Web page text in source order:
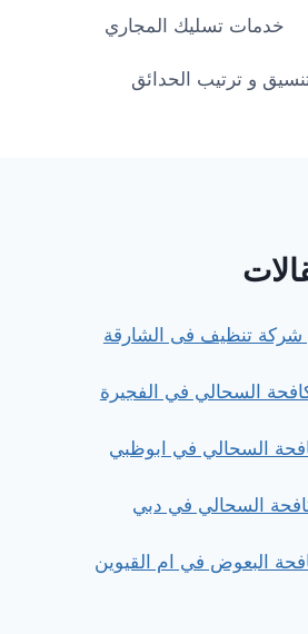
خدمات تسليك المجاري
و ترتيب الحدائق
تنظيف فى الشارقة
السحالي في الفجيرة
السحالي في ابوظبي
السحالي في دبي
البعوض في ام القيوين